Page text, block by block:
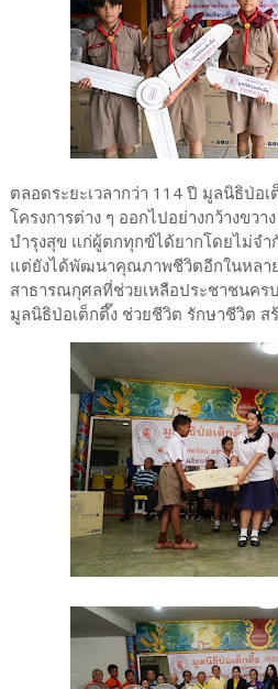
ตลอดระยะเวลากว่า 114 ปี มูลนิธิป่อ
โครงการต่าง ๆ ออกไปอย่างกว้างขว
บำรุงสุข แก่ผู้ตกทุกข์ได้ยากโดยไม่จ
แต่ยังได้พัฒนาคุณภาพชีวิตอีกในหลาย
สาธารณกุศลที่ช่วยเหลือประชาชนคร
มูลนิธิป่อเต็กตึ๊ง ช่วยชีวิต รักษาชีวิต ส